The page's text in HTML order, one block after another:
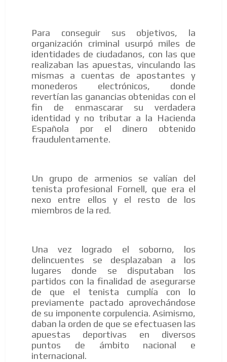
Para conseguir sus objetivos, la
organización criminal usurpó miles de
identidades de ciudadanos, con las que
realizaban las apuestas, vinculando las
mismas a cuentas de apostantes y
monederos electrónicos, donde
revertían las ganancias obtenidas con el
fin de enmascarar su verdadera
identidad y no tributar a la Hacienda
Española por el dinero obtenido
fraudulentamente.
Un grupo de armenios se valían del
tenista profesional Fornell, que era el
nexo entre ellos y el resto de los
miembros de la red.
Una vez logrado el soborno, los
delincuentes se desplazaban a los
lugares donde se disputaban los
partidos con la finalidad de asegurarse
de que el tenista cumplía con lo
previamente pactado aprovechándose
de su imponente corpulencia. Asimismo,
daban la orden de que se efectuasen las
apuestas deportivas en diversos
puntos de ámbito nacional e
internacional.